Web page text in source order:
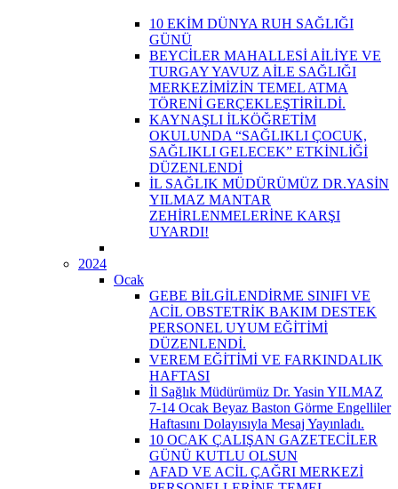
10 EKİM DÜNYA RUH SAĞLIĞI
GÜNÜ
BEYCİLER MAHALLESİ AİLİYE VE
TURGAY YAVUZ AİLE SAĞLIĞI
MERKEZİMİZİN TEMEL ATMA
TÖRENİ GERÇEKLEŞTİRİLDİ.
KAYNAŞLI İLKÖĞRETİM
OKULUNDA “SAĞLIKLI ÇOCUK,
SAĞLIKLI GELECEK” ETKİNLİĞİ
DÜZENLENDİ
İL SAĞLIK MÜDÜRÜMÜZ DR.YASİN
YILMAZ MANTAR
ZEHİRLENMELERİNE KARŞI
UYARDI!
2024
Ocak
GEBE BİLGİLENDİRME SINIFI VE
ACİL OBSTETRİK BAKIM DESTEK
PERSONEL UYUM EĞİTİMİ
DÜZENLENDİ.
VEREM EĞİTİMİ VE FARKINDALIK
HAFTASI
İl Sağlık Müdürümüz Dr. Yasin YILMAZ
7-14 Ocak Beyaz Baston Görme Engelliler
Haftasını Dolayısıyla Mesaj Yayınladı.
10 OCAK ÇALIŞAN GAZETECİLER
GÜNÜ KUTLU OLSUN
AFAD VE ACİL ÇAĞRI MERKEZİ